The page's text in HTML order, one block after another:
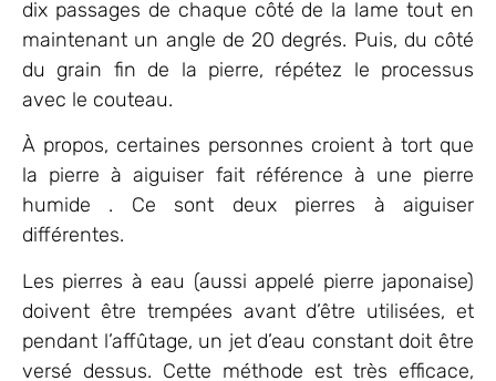
dix passages de chaque côté de la lame tout en
maintenant un angle de 20 degrés. Puis, du côté
du grain fin de la pierre, répétez le processus
avec le couteau.
À propos, certaines personnes croient à tort que
la pierre à aiguiser fait référence à une pierre
humide . Ce sont deux pierres à aiguiser
différentes.
Les pierres à eau (aussi appelé pierre japonaise)
doivent être trempées avant d’être utilisées, et
pendant l’affûtage, un jet d’eau constant doit être
versé dessus. Cette méthode est très efficace,